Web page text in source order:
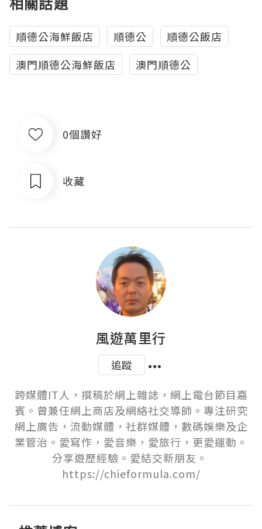
順德公海鮮飯店 順德公
順德公飯店
澳門順德公海鮮飯店
澳門順德公
0個讚好
收藏
風遊萬里行
追蹤
跨媒體IT人，撰稿於網上雜誌，網上電台節目嘉
賓。曾兼任網上商店及網絡社交導師。專注研究
網上廣告，流動媒體，社群媒體，數碼娛樂及企
業管治。愛寫作，愛音樂，愛旅行，更愛運動。
分享遊歷經驗。愛結交新朋友。
https://chieformula.com/